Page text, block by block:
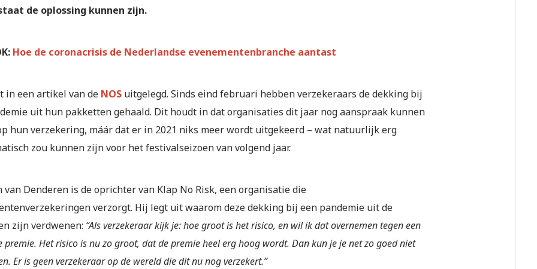
de oplossing kunnen zijn.
Hoe de coronacrisis de Nederlandse evenementenbranche aantast
in een artikel van de NOSuitgelegd. Sinds eind februari hebben verzekeraars de dekking bij
uit hun pakketten gehaald. Dit houdt in dat organisaties dit jaar nog aanspraak kunnen
hun verzekering, máár dat er in 2021 niks meer wordt uitgekeerd – wat natuurlijk erg
zou kunnen zijn voor het festivalseizoen van volgend jaar.
van Denderen is de oprichter van Klap No Risk, een organisatie die
verzorgt. Hij legt uit waarom deze dekking bij een pandemie uit de
zijn verdwenen: “Als verzekeraar kijk je: hoe groot is het risico, en wil ik dat overnemen tegen een
premie. Het risico is nu zo groot, dat de premie heel erg hoog wordt. Dan kun je je net zo goed niet
Er is geen verzekeraar op de wereld die dit nu nog verzekert.”